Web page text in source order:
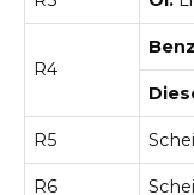
R4
R5
R6